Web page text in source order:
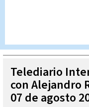
Telediario
con Alejandro
07 de agosto